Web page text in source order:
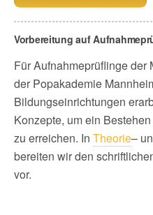
Vorbereitung auf
Für Aufnahmeprüflinge der
der Popakademie
Bildungseinrichtungen
Konzepte, um ein
zu erreichen. In Theorie–
bereiten wir den
vor.